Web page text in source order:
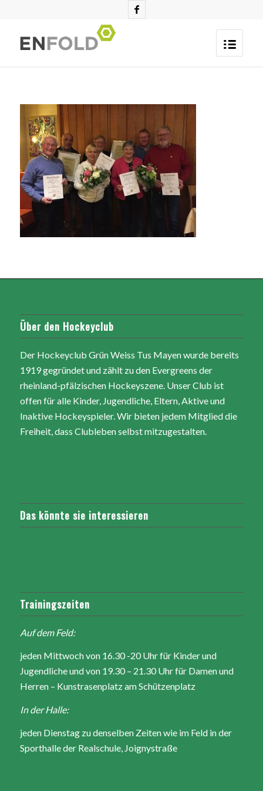
Über den Hockeyclub
Der Hockeyclub Grün Weiss Tus Mayen wurde bereits
1919 gegründet und zählt zu den Evergreens der
rheinland-pfälzischen Hockeyszene. Unser Club ist
offen für alle Kinder, Jugendliche, Eltern, Aktive und
Inaktive Hockeyspieler. Wir bieten jedem Mitglied die
Freiheit, dass Clubleben selbst mitzugestalten.
Das könnte sie interessieren
Trainingszeiten
Auf dem Feld:
jeden Mittwoch von 16.30 -20 Uhr für Kinder und
Jugendliche und von 19.30 – 21.30 Uhr für Damen und
Herren – Kunstrasenplatz am Schützenplatz
In der Halle:
jeden Dienstag zu denselben Zeiten wie im Feld in der
Sporthalle der Realschule, Joignystraße